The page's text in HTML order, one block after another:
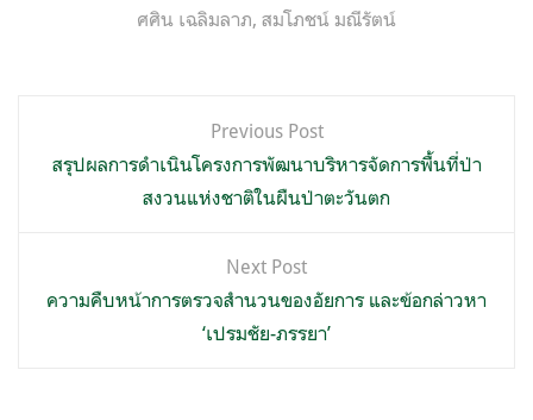
ศศิน เฉลิมลาภ, สมโภชน์ มณีรัตน์
เรื่อง
Previous Post
สรุปผลการดำเนินโครงการพัฒนาบริหารจัดการพื้นที่ป่า
สงวนแห่งชาติในผืนป่าตะวันตก
Next Post
ความคืบหน้าการตรวจสำนวนของอัยการ และข้อกล่าวหา
‘เปรมชัย-ภรรยา’